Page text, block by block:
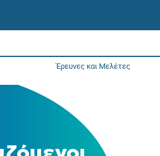
Έρευνες και Μελέτες